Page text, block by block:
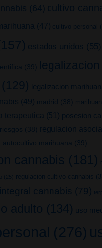
(64) cultivo
(47) cultivo personal
estados unidos (55)
(39)
legalizacion
(129) legalizacion
(49) madrid (38)
terapeutica (51) posesion
(38)
regulacion
autocultivo marihuana (39)
cannabis (181)
(25) regulacion cultivo cannabis
cannabis (79)
adulto (134) uso
(276)